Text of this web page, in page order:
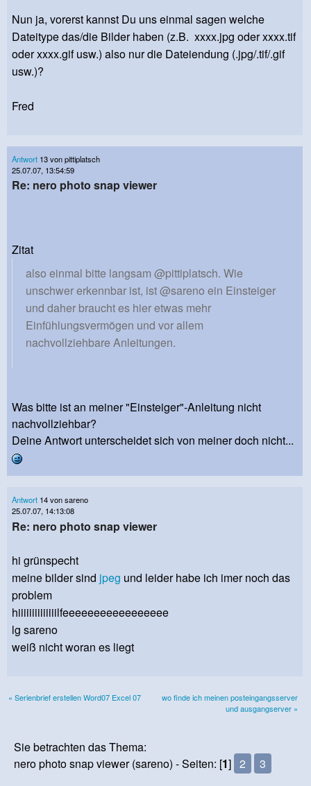
Nun ja, vorerst kannst Du uns einmal sagen welche
Dateitype das/die Bilder haben (z.B. xxxx.jpg oder xxxx.tif
oder xxxx.gif usw.) also nur die Dateiendung (.jpg/.tif/.gif
usw.)?
Fred
Antwort 13 von pittiplatsch
25.07.07, 13:54:59
Re: nero photo snap viewer
Zitat
also einmal bitte langsam @pittiplatsch. Wie
unschwer erkennbar ist, ist @sareno ein Einsteiger
und daher braucht es hier etwas mehr
Einfühlungsvermögen und vor allem
nachvollziehbare Anleitungen.
Was bitte ist an meiner "Einsteiger"-Anleitung nicht
nachvollziehbar?
Deine Antwort unterscheidet sich von meiner doch nicht...
Antwort 14 von sareno
25.07.07, 14:13:08
Re: nero photo snap viewer
hi grünspecht
meine bilder sind jpeg und leider habe ich imer noch das
problem
hiiiiiiiiiiiiiilfeeeeeeeeeeeeeeeee
lg sareno
weiß nicht woran es liegt
« Serienbrief erstellen Word07 Excel 07
wo finde ich meinen posteingangsserver
und ausgangserver »
Sie betrachten das Thema:
nero photo snap viewer (sareno) - Seiten: [1] 2 3